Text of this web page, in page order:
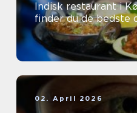
Indisk restaurant i
finder du de bedste
02. April 2026